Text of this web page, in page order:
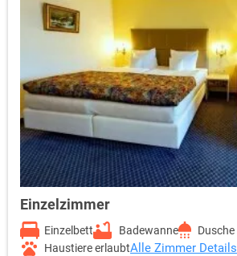
Einzelzimmer
Einzelbett Badewanne
Dusche
Haustiere erlaubtAlle Zimmer Details